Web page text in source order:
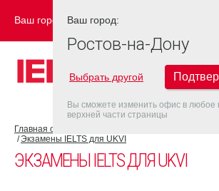
Ваш город: РОСТОВ-НА-ДОНУ
Главная страница
Экзамены IELTS для UKVI
ЭКЗАМЕНЫ IELTS ДЛЯ UKVI
Ваш город:
Ростов-на-Дону
Выбрать другой
Вы сможете изменить офис в любое
верхней части страницы